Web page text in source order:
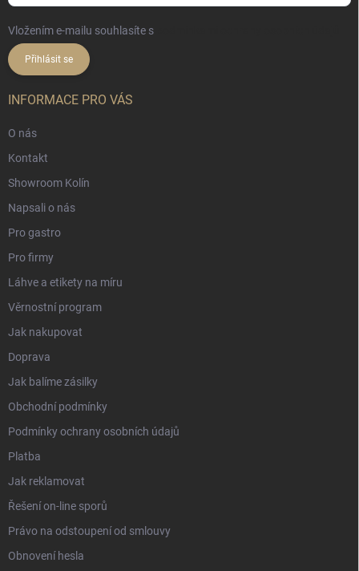
Vložením e-mailu souhlasíte s
Přihlásit se
INFORMACE PRO VÁS
O nás
Kontakt
Showroom Kolín
Napsali o nás
Pro gastro
Pro firmy
Láhve a etikety na míru
Věrnostní program
Jak nakupovat
Doprava
Jak balíme zásilky
Obchodní podmínky
Podmínky ochrany osobních údajů
Platba
Jak reklamovat
Řešení on-line sporů
Právo na odstoupení od smlouvy
Obnovení hesla